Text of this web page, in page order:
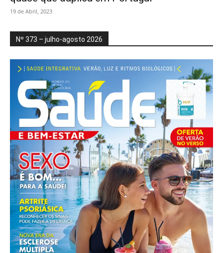
19 de Abril, 2023
Nº 373 – julho-agosto 2026